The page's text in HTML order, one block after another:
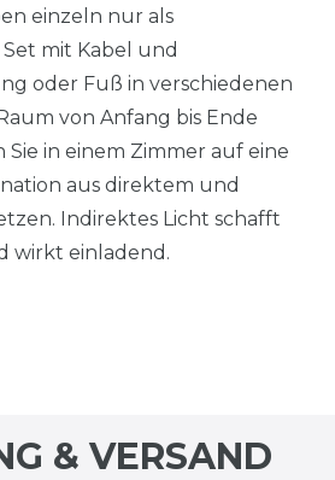
einzeln nur als
mit Kabel und
oder Fuß in verschiedenen
von Anfang bis Ende
in einem Zimmer auf eine
aus direktem und
Indirektes Licht schafft
wirkt einladend.
& VERSAND